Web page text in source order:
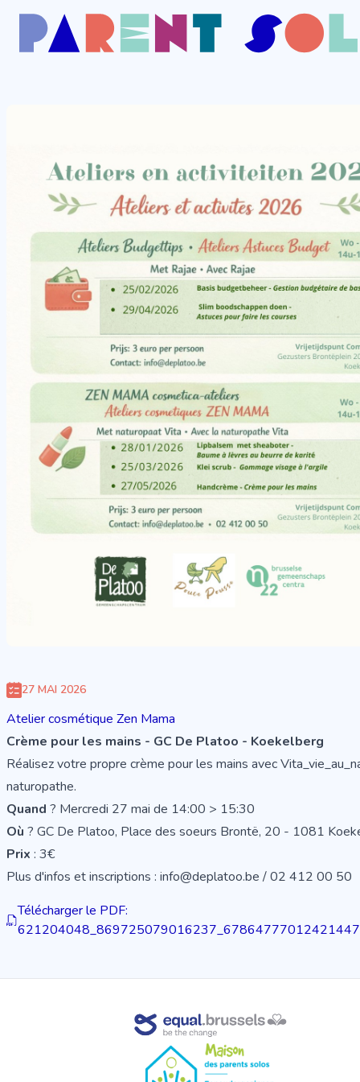
27 MAI 2026
Atelier cosmétique Zen Mama
Crème pour les mains - GC De Platoo - Koekelberg
Réalisez votre propre crème pour les mains avec
naturopathe.
Quand ? Mercredi 27 mai de 14:00 > 15:30
Où ? GC De Platoo, Place des soeurs Brontë, 20 - 1081
Prix : 3€
Plus d'infos et inscriptions : info@deplatoo.be / 02 412 00 50
Télécharger le PDF: